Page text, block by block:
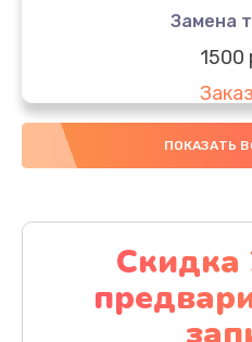
Замена
1500
Замена
Чистка
1060
ПОКАЗАТЬ
Скидка